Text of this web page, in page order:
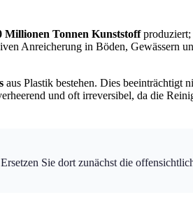
Millionen Tonnen Kunststoffproduziert;
Anreicherung in Böden, Gewässern
aus Plastik bestehen. Dies beeinträchtigt
und oft irreversibel, da die
Sie dort zunächst die